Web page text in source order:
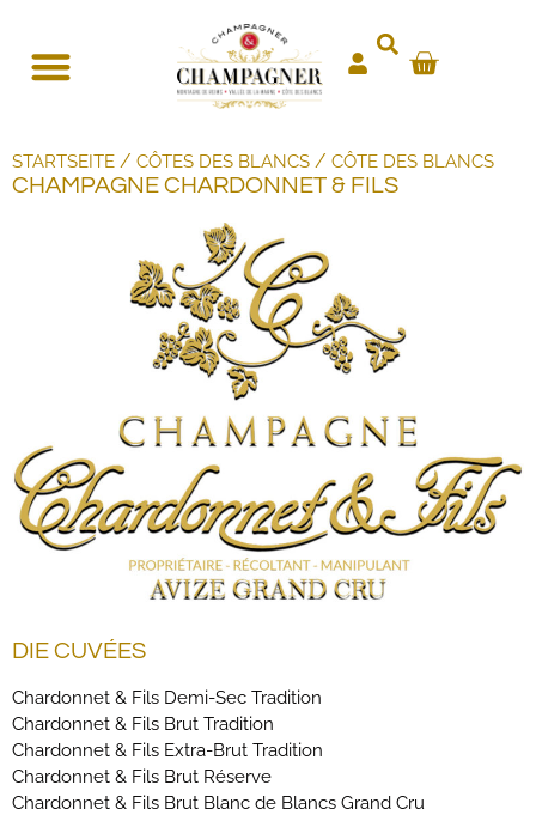
STARTSEITE / CÔTES DES BLANCS / CÔTE DES BLANCS
CHAMPAGNE CHARDONNET & FILS
DIE CUVÉES
Chardonnet & Fils Demi-Sec Tradition
Chardonnet & Fils Brut Tradition
Chardonnet & Fils Extra-Brut Tradition
Chardonnet & Fils Brut Réserve
Chardonnet & Fils Brut Blanc de Blancs Grand Cru